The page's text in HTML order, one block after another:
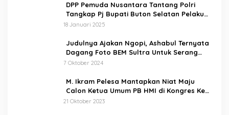
DPP Pemuda Nusantara Tantang Polri
Tangkap Pj Bupati Buton Selatan Pelaku
Penganiaya Aktvis HMI
18 Januari 2025
Judulnya Ajakan Ngopi, Ashabul Ternyata
Dagang Foto BEM Sultra Untuk Serang
Paslon
7 Oktober 2024
M. Ikram Pelesa Mantapkan Niat Maju
Calon Ketua Umum PB HMI di Kongres Ke
XXXII Pontianak
21 Oktober 2023